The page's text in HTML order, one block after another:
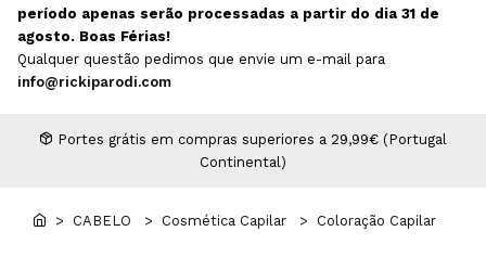
Escovas e Pente
Extensões
MAN WORLD - Espaço Homem
Professional Wear
Diversos Estética
Equipamentos Depilação
Maquilhagem Profissional
período apenas serão processadas a partir do dia 31 de
agosto. Boas Férias!
Qualquer questão pedimos que envie um e-mail para
info@rickiparodi.com
Portes grátis em compras superiores a 29,99€ (Portugal
Continental)
> CABELO > Cosmética Capilar > Coloração Capilar